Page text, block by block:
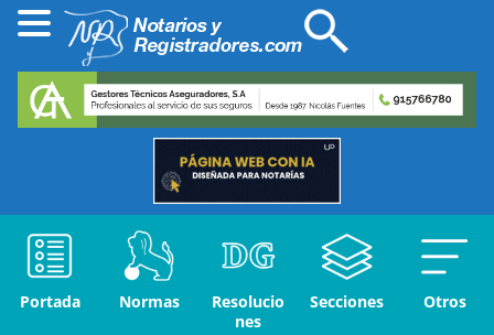
Portada Normas
Resolucio
nes
Secciones Otros